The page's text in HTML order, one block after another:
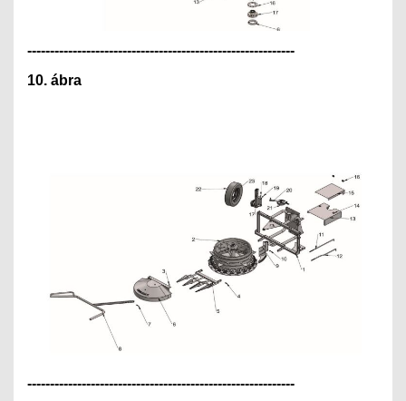
-----------------------------------------------------------
10. ábra
-----------------------------------------------------------